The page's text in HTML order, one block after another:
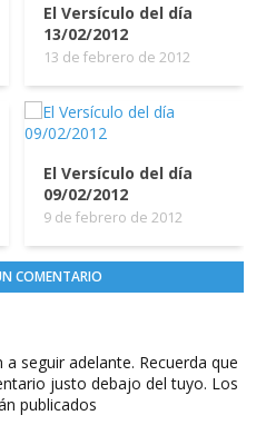
El Versículo del día
13/02/2012
13 de febrero de 2012
El Versículo del día
09/02/2012
9 de febrero de 2012
COMENTARIO
seguir adelante. Recuerda que
justo debajo del tuyo. Los
publicados